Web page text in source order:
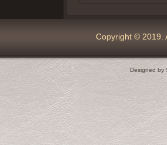
Copyright © 2019.
Designed by